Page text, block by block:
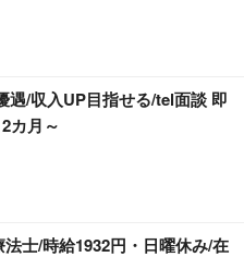
遇/収入UP目指せる/tel面談 即
カ月～
士/時給1932円・日曜休み/在